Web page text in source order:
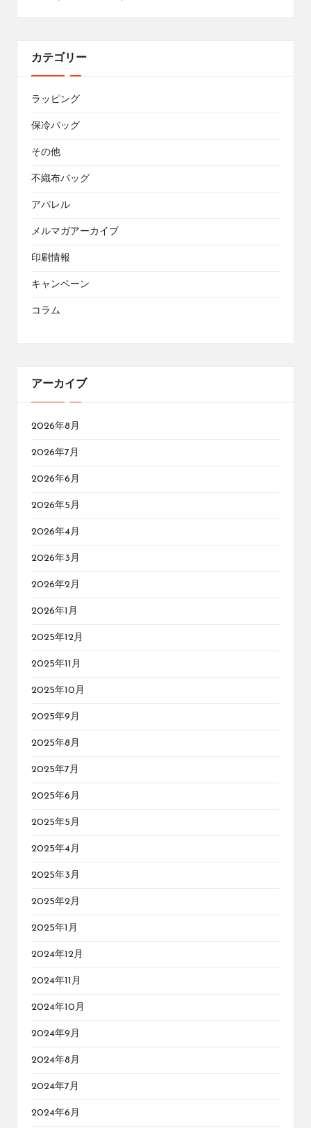
カテゴリー
ラッピング
保冷バッグ
その他
不織布バッグ
アパレル
メルマガアーカイブ
印刷情報
キャンペーン
コラム
アーカイブ
2026年8月
2026年7月
2026年6月
2026年5月
2026年4月
2026年3月
2026年2月
2026年1月
2025年12月
2025年11月
2025年10月
2025年9月
2025年8月
2025年7月
2025年6月
2025年5月
2025年4月
2025年3月
2025年2月
2025年1月
2024年12月
2024年11月
2024年10月
2024年9月
2024年8月
2024年7月
2024年6月